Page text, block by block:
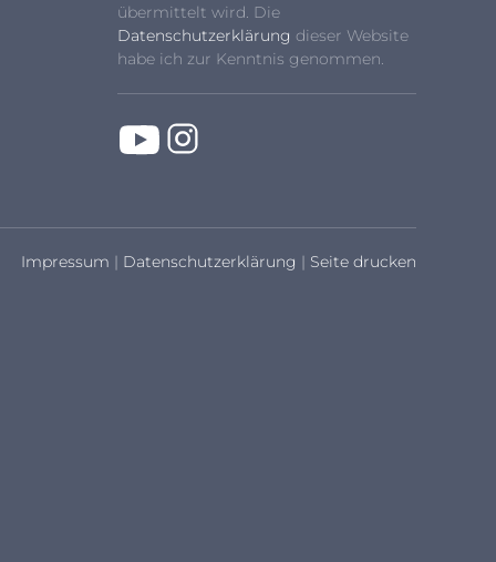
übermittelt wird. Die
Datenschutzerklärung dieser Website
habe ich zur Kenntnis genommen.
Impressum | Datenschutzerklärung | Seite drucken